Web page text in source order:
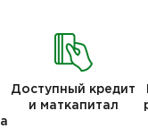
Доступный кредит
и маткапитал